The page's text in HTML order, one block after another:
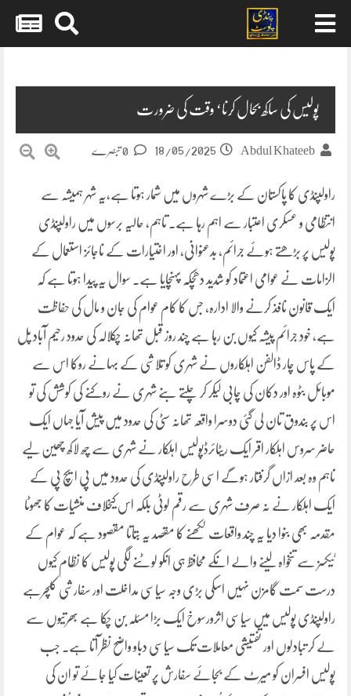
پولیس کی ساکھ بحال کرنا‘ وقت کی ضرورت
Abdul Khateeb
18/05/2025
راولپنڈی کا پاکستان کے بڑے شہروں میں شمار ہوتا ہے،یہ شہر ہمیشہ سے
انتظامی و عسکری اعتبار سے اہم رہا ہے۔ تاہم، حالیہ برسوں میں راولپنڈی
پولیس پر بڑھتے ہوئے جرائم، بدعنوانی، اور اختیارات کے ناجائز استعمال کے
الزامات نے عوامی اعتماد کو شدید دھچکہ پہنچایا ہے۔ سوال یہ پیدا ہوتا ہے کہ
ایک قانون نافذ کرنے والا ادارہ، جس کا کام عوام کی جان و مال کی حفاظت
ہے، خود جرائم پیشہ کیوں بن رہا ہے چند روز قبل تھانہ چکلالہ کی حدود رحیم آباد پل
کے پاس چار ڈالفن اہلکاروں نے شہری کو تلاشی کے بہانے روکا اس سے
موبائل بٹوہ اور دکان کی چابی لیکر کر چلتے بنے شہری نے روکنے کی کوشش کی تو
اس پر بندوق تان لی گئی دوسرا واقعہ تھانہ سٹی کی حدود میں پیش آیا جہاں ایک
حاضر سروس اہلکار اقر ایک ریٹائرڈپولیس اہلکار نے شہری سے چھ لاکھ چھین لیے
تاہم وہ بعد ازاں گرفتار ہوگے اسی طرح راولپنڈی کی حدود میں پی ایچ پی کے
ایک اہلکار نے نہ صرف شہری سے رقم لوٹی بلکہ اس کیخلاف منشیات کا جھوٹا
مقدمہ بھی بنوا دیا یہ چند واقعات لکھنے کا مقصد یہ بتاتا مقصود ہے کہ عوام کے
ٹیکسز سے تنخواہ لینے والے انکے محافظ ہی انکو لوٹنے لگی پولیس کا نظام کیوں
درست سمت گامزن نہیں اسکی بڑی وجہ سیاسی مداخلت اور سفارشی کلچرہے
راولپنڈی پولیس میں سیاسی اثرورسوخ ایک بڑا مسئلہ بن چکا ہے بھرتیوں سے
لے کر تبادلوں اور تفتیشی معاملات تک سیاسی دباو واضح نظر آتا ہے۔ جب
پولیس افسران کو میرٹ کے بجائے سفارش پر تعینات کیا جائے تو ان کی